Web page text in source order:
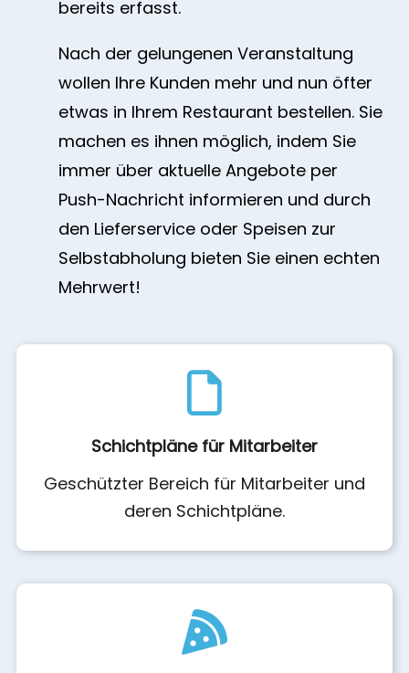
Schichtpläne für Mitarbeiter
Geschützter Bereich für Mitarbeiter und
deren Schichtpläne.
bereits erfasst.
Nach der gelungenen Veranstaltung
wollen Ihre Kunden mehr und nun öfter
etwas in Ihrem Restaurant bestellen. Sie
machen es ihnen möglich, indem Sie
immer über aktuelle Angebote per
Push-Nachricht informieren und durch
den Lieferservice oder Speisen zur
Selbstabholung bieten Sie einen echten
Mehrwert!